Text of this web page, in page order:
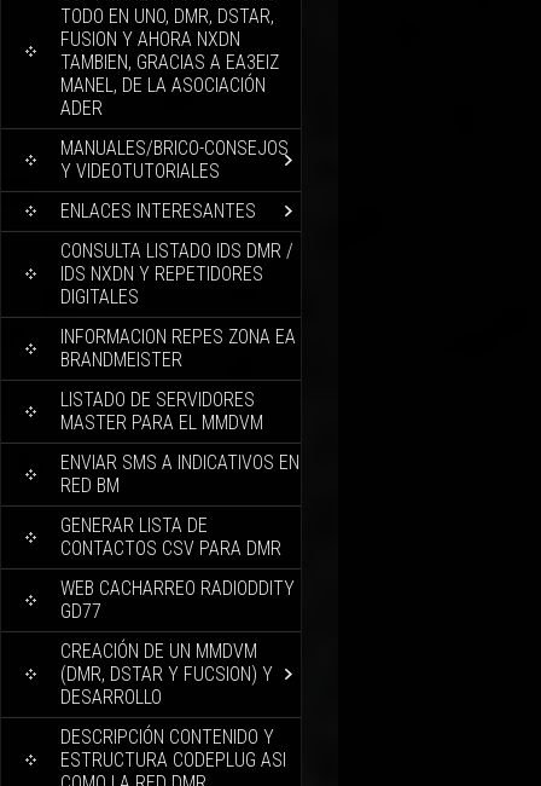
TODO EN UNO, DMR, DSTAR,
FUSION Y AHORA NXDN
TAMBIEN, GRACIAS A EA3EIZ
MANEL, DE LA ASOCIACIÓN
ADER
MANUALES/BRICO-CONSEJOS
Y VIDEOTUTORIALES
ENLACES INTERESANTES
CONSULTA LISTADO IDS DMR /
IDS NXDN Y REPETIDORES
DIGITALES
INFORMACION REPES ZONA EA
BRANDMEISTER
LISTADO DE SERVIDORES
MASTER PARA EL MMDVM
ENVIAR SMS A INDICATIVOS EN
RED BM
GENERAR LISTA DE
CONTACTOS CSV PARA DMR
WEB CACHARREO RADIODDITY
GD77
CREACIÓN DE UN MMDVM
(DMR, DSTAR Y FUCSION) Y
DESARROLLO
DESCRIPCIÓN CONTENIDO Y
ESTRUCTURA CODEPLUG ASI